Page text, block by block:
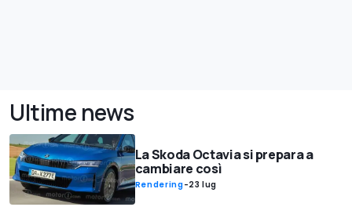
Ultime news
La Skoda Octavia si prepara a
cambiare così
Rendering-23 lug